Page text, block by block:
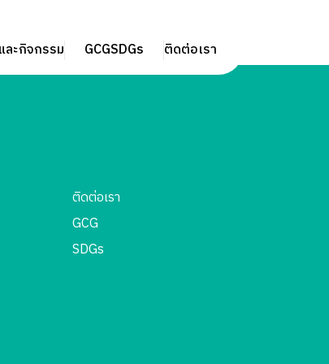
ละกิจกรรม GCGSDGs ติดต่อเรา
ติดต่อเรา
GCG
SDGs